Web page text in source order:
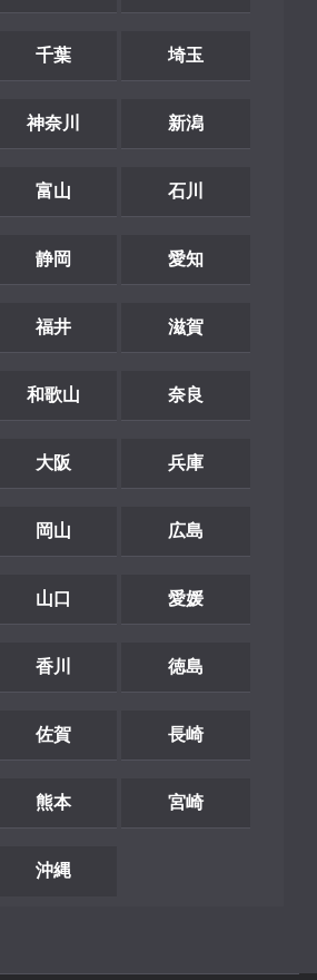
千葉 埼玉
神奈川 新潟
富山 石川
静岡 愛知
福井 滋賀
和歌山 奈良
大阪 兵庫
岡山 広島
山口 愛媛
香川 徳島
佐賀 長崎
熊本 宮崎
沖縄